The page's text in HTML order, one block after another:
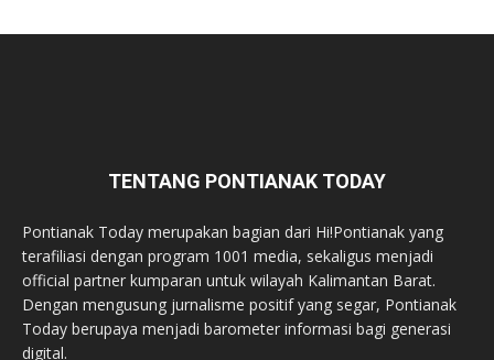
TENTANG PONTIANAK TODAY
Pontianak Today merupakan bagian dari Hi!Pontianak yang
terafiliasi dengan program 1001 media, sekaligus menjadi
official partner kumparan untuk wilayah Kalimantan Barat.
Dengan mengusung jurnalisme positif yang segar, Pontianak
Today berupaya menjadi barometer informasi bagi generasi
digital.